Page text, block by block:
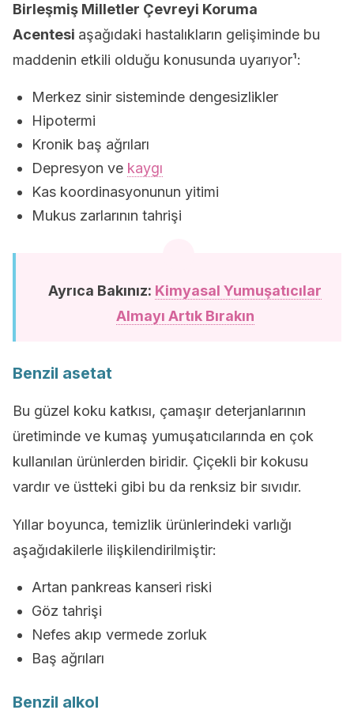
Birleşmiş Milletler Çevreyi Koruma
Acentesi aşağıdaki hastalıkların gelişiminde bu
maddenin etkili olduğu konusunda uyarıyor¹:
Merkez sinir sisteminde dengesizlikler
Hipotermi
Kronik baş ağrıları
Depresyon ve kaygı
Kas koordinasyonunun yitimi
Mukus zarlarının tahrişi
Ayrıca Bakınız: Kimyasal Yumuşatıcılar
Almayı Artık Bırakın
Benzil asetat
Bu güzel koku katkısı, çamaşır deterjanlarının
üretiminde ve kumaş yumuşatıcılarında en çok
kullanılan ürünlerden biridir. Çiçekli bir kokusu
vardır ve üstteki gibi bu da renksiz bir sıvıdır.
Yıllar boyunca, temizlik ürünlerindeki varlığı
aşağıdakilerle ilişkilendirilmiştir:
Artan pankreas kanseri riski
Göz tahrişi
Nefes akıp vermede zorluk
Baş ağrıları
Benzil alkol